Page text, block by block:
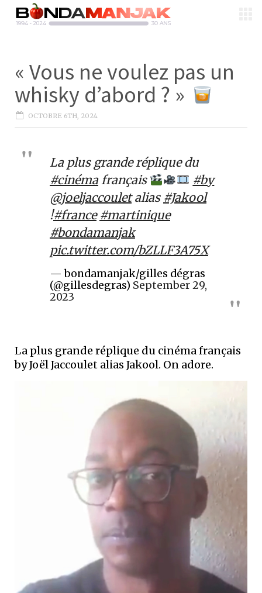
« Vous ne voulez pas un
whisky d’abord ? »
OCTOBRE 6TH, 2024
La plus grande réplique du
#cinémafrançais
#by
@joeljaccouletalias #Jakool
!#france #martinique
#bondamanjak
pic.twitter.com/bZLLF3A75X
— bondamanjak/gilles dégras
(@gillesdegras) September 29,
2023
La plus grande réplique du cinéma français
by Joël Jaccoulet alias Jakool. On adore.